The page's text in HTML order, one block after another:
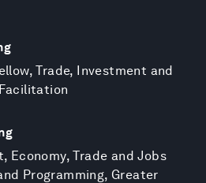
Trade, Investment and
Economy, Trade and Jobs
Programming, Greater